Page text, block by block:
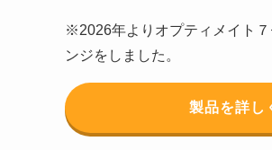
※2026年よりオプティメイト
ンジをしました。
製品を詳し